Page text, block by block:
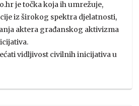
je točka koja ih umrežuje,
iz širokog spektra djelatnosti,
aktera građanskog aktivizma
vidljivost civilnih inicijativa u